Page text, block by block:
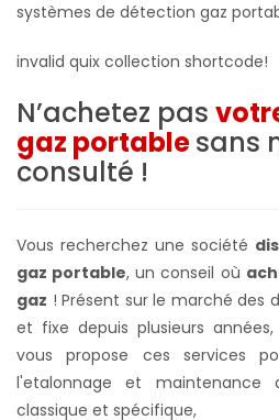
systèmes de détection gaz
invalid quix collection shortcode!
N’achetez pas
gaz portablesans
consulté !
Vous recherchez une société
gaz portable, un conseil où
gaz ! Présent sur le marché des
et fixe depuis plusieurs
vous propose ces services
l'etalonnage et maintenance
classique et spécifique,